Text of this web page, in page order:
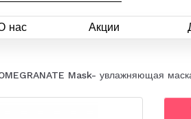
нас Акции
Mask- увлажняющая